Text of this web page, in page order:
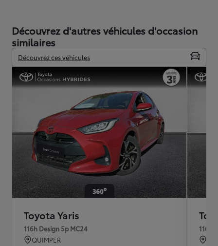
Découvrez d'autres véhicules d'occasion
similaires
Découvrez ces véhicules
Toyota Yaris
116h Design 5p MC24
QUIMPER
116h